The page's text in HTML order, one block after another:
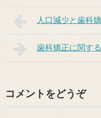
人口減少と歯科
歯科矯正に関す
コメントをどうぞ